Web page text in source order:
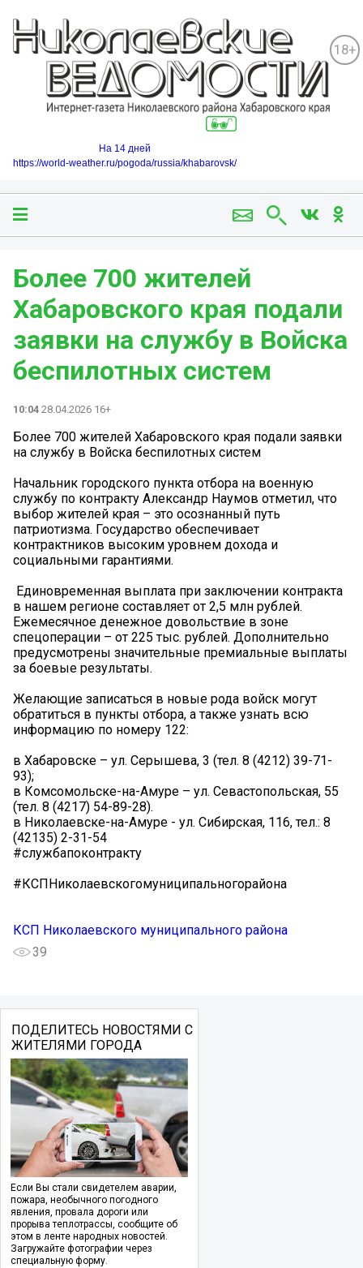
18+
На 14 дней
https://world-weather.ru/pogoda/russia/khabarovsk/
Более 700 жителей
Хабаровского края подали
заявки на службу в Войска
беспилотных систем
10:04 28.04.2026 16+
Более 700 жителей Хабаровского края подали заявки
на службу в Войска беспилотных систем
Начальник городского пункта отбора на военную
службу по контракту Александр Наумов отметил, что
выбор жителей края – это осознанный путь
патриотизма. Государство обеспечивает
контрактников высоким уровнем дохода и
социальными гарантиями.
️ Единовременная выплата при заключении контракта
в нашем регионе составляет от 2,5 млн рублей.
Ежемесячное денежное довольствие в зоне
спецоперации – от 225 тыс. рублей. Дополнительно
предусмотрены значительные премиальные выплаты
за боевые результаты.
Желающие записаться в новые рода войск могут
обратиться в пункты отбора, а также узнать всю
информацию по номеру 122:
в Хабаровске – ул. Серышева, 3 (тел. 8 (4212) 39-71-
93);
в Комсомольске-на-Амуре – ул. Севастопольская, 55
(тел. 8 (4217) 54-89-28).
в ️Николаевске-на-Амуре - ул. Сибирская, 116, тел.: 8
(42135) 2-31-54
#службапоконтракту
#КСПНиколаевскогомуниципальногорайона
КСП Николаевского муниципального района
39
ПОДЕЛИТЕСЬ НОВОСТЯМИ С
ЖИТЕЛЯМИ ГОРОДА
Если Вы стали свидетелем аварии,
пожара, необычного погодного
явления, провала дороги или
прорыва теплотрассы, сообщите об
этом в ленте народных новостей.
Загружайте фотографии через
специальную форму.